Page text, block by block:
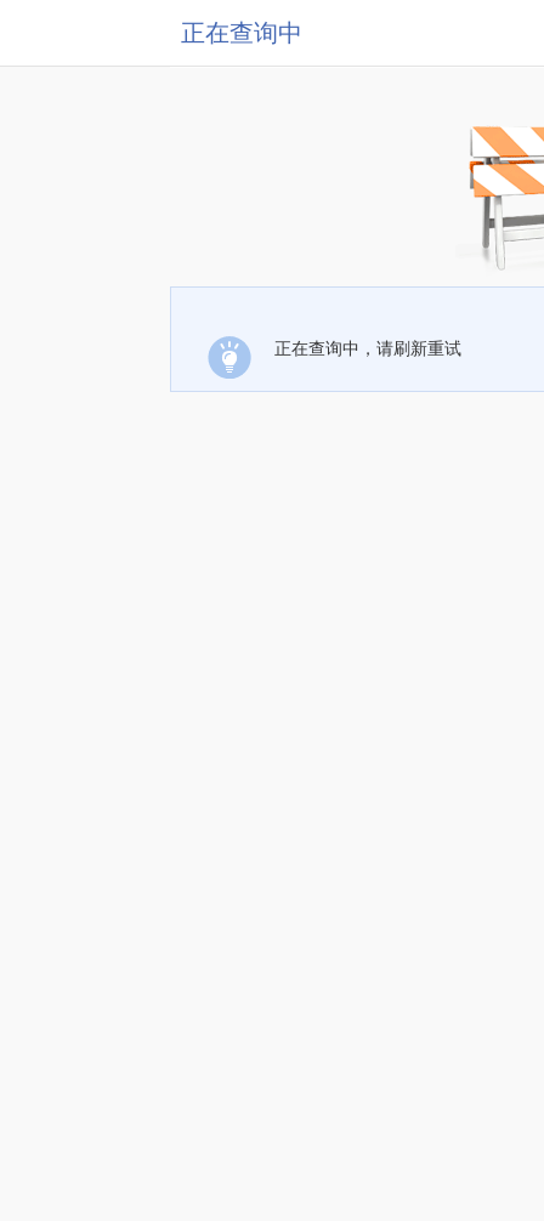
正在查询中
正在查询中，请刷新重试